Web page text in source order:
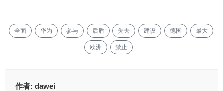
全面 华为 参与 后盾 失去 建设 德国 最大
欧洲 禁止
作者: dawei